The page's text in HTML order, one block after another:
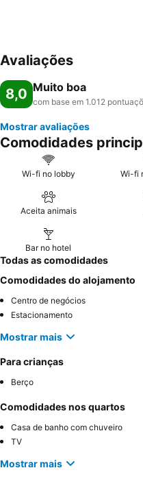
Avaliações
8,0 Muito boa
com base em 1.012
Mostrar avaliações
Comodidades
Wi-fi no lobby Wi-fi
Aceita animais
Bar no hotel
Todas as comodidades
Comodidades do alojamento
Centro de negócios
Estacionamento
Mostrar mais
Para crianças
Berço
Comodidades nos quartos
Casa de banho com chuveiro
TV
Mostrar mais